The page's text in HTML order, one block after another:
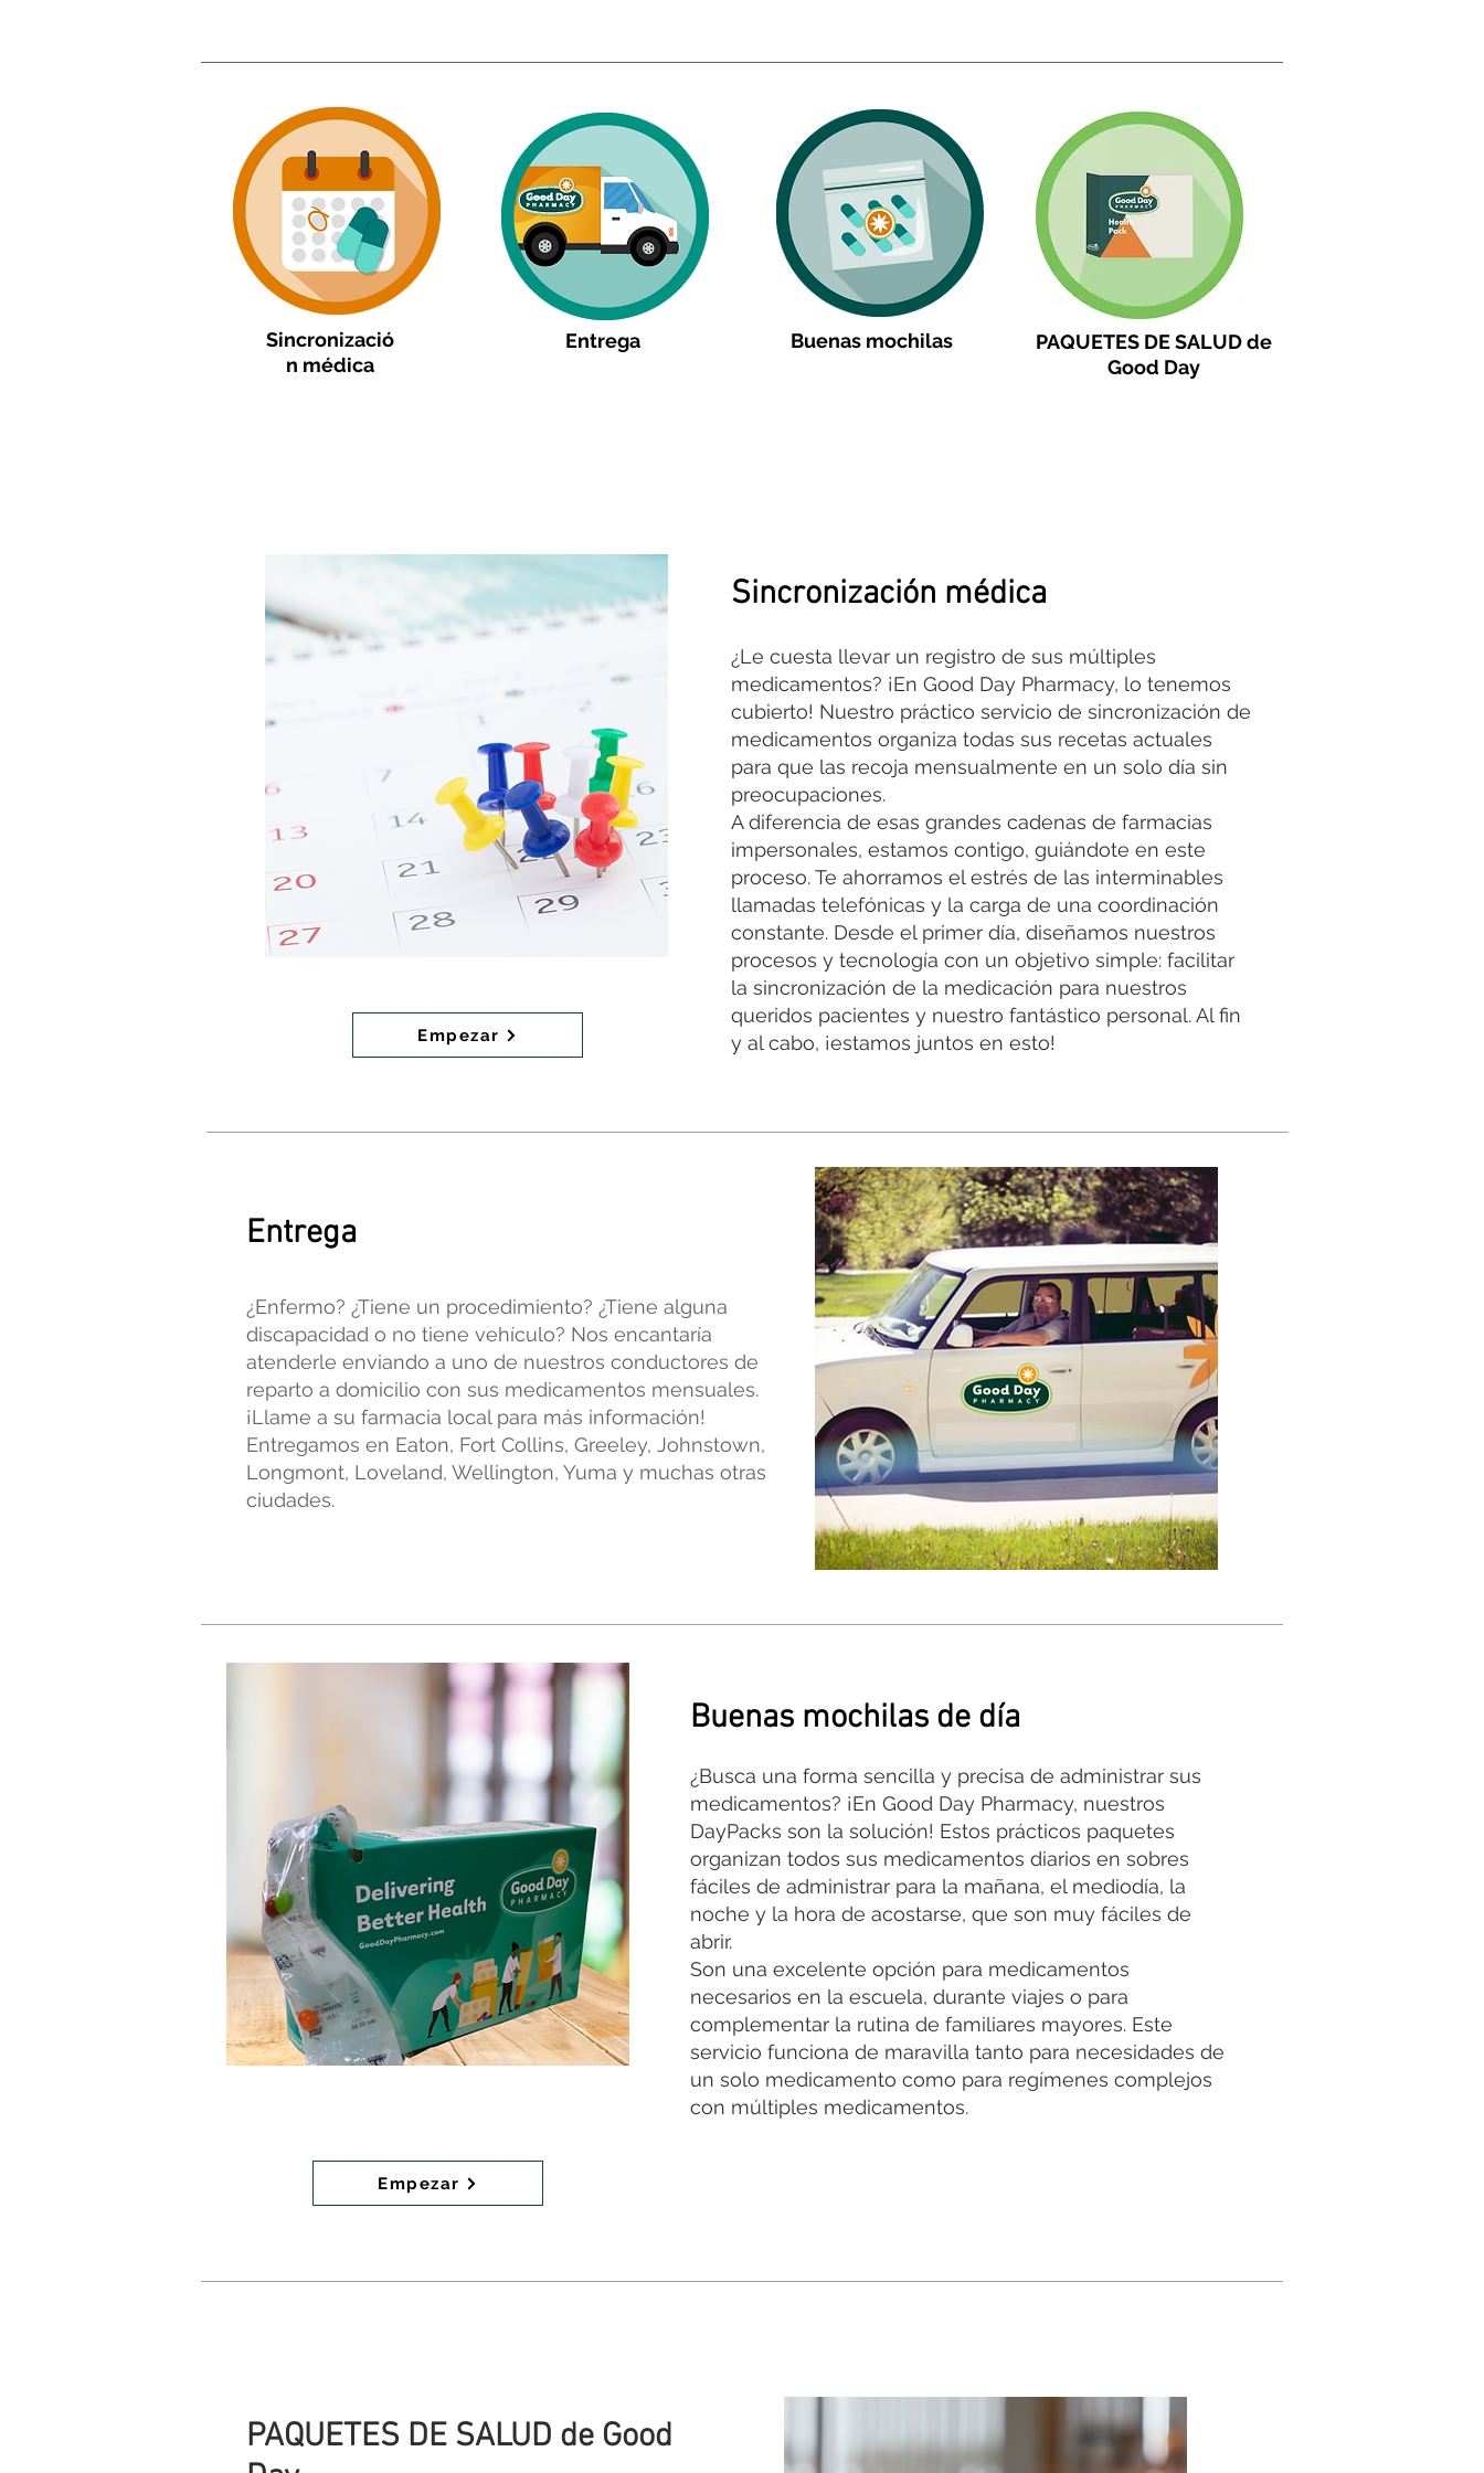
Sincronizació
n médica
Entrega Buenas mochilas
PAQUETES DE SALUD de
Good Day
Empezar
Sincronización médica
¿Le cuesta llevar un registro de sus múltiples
medicamentos? ¡En Good Day Pharmacy, lo tenemos
cubierto! Nuestro práctico servicio de sincronización de
medicamentos organiza todas sus recetas actuales
para que las recoja mensualmente en un solo día sin
preocupaciones.
A diferencia de esas grandes cadenas de farmacias
impersonales, estamos contigo, guiándote en este
proceso. Te ahorramos el estrés de las interminables
llamadas telefónicas y la carga de una coordinación
constante. Desde el primer día, diseñamos nuestros
procesos y tecnología con un objetivo simple: facilitar
la sincronización de la medicación para nuestros
queridos pacientes y nuestro fantástico personal. Al fin
y al cabo, ¡estamos juntos en esto!
Entrega
¿Enfermo? ¿Tiene un procedimiento? ¿Tiene alguna
discapacidad o no tiene vehículo? Nos encantaría
atenderle enviando a uno de nuestros conductores de
reparto a domicilio con sus medicamentos mensuales.
¡Llame a su farmacia local para más información!
Entregamos en Eaton, Fort Collins, Greeley, Johnstown,
Longmont, Loveland, Wellington, Yuma y muchas otras
ciudades.
Buenas mochilas de día
¿Busca una forma sencilla y precisa de administrar sus
medicamentos? ¡En Good Day Pharmacy, nuestros
DayPacks son la solución! Estos prácticos paquetes
organizan todos sus medicamentos diarios en sobres
fáciles de administrar para la mañana, el mediodía, la
noche y la hora de acostarse, que son muy fáciles de
abrir.
Son una excelente opción para medicamentos
necesarios en la escuela, durante viajes o para
complementar la rutina de familiares mayores. Este
servicio funciona de maravilla tanto para necesidades de
un solo medicamento como para regímenes complejos
con múltiples medicamentos.
Empezar
PAQUETES DE SALUD de Good